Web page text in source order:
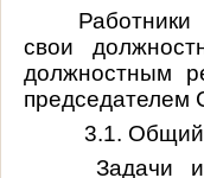
свои
должностным
председателем
3.1. Общий
Задачи